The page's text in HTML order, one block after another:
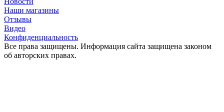
Наши магазины
Отзывы
Видео
Конфиденциальность
Все права защищены. Информация сайта защищена законом
об авторских правах.